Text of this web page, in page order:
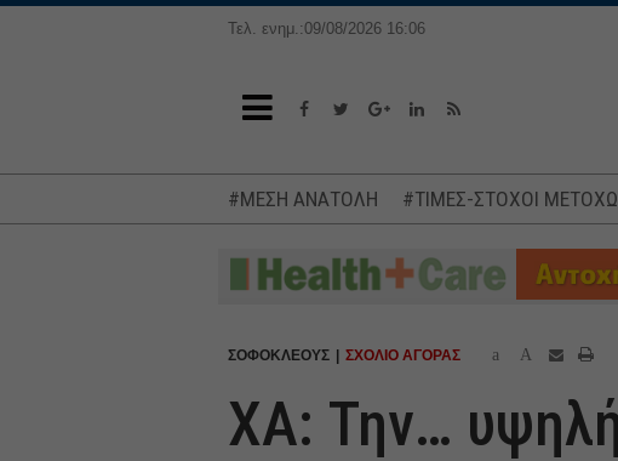
Τελ. ενημ.:09/08/2026 16:06
#ΜΕΣΗ ΑΝΑΤΟΛΗ #ΤΙΜΕΣ-ΣΤΟΧΟΙ
ΣΟΦΟΚΛΕΟΥΣ ΣΧΟΛΙΟ ΑΓΟΡΑΣ a A
XA: Την…